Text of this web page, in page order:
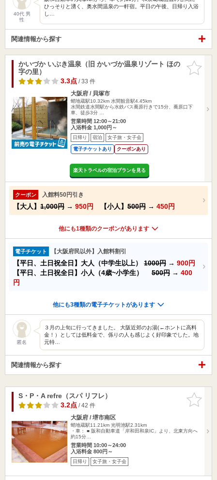
40代 男
性
ひっそりと湧く、奥水間温泉の一軒宿。平日の午後、日帰り入浴
し…
関連情報から探す
お気に入
りに追加
かいづか いぶき温泉（旧 かいづか温泉リゾート ほの
字の里）
3.3点/ 33 件
大阪府 / 貝塚市
蛸地蔵駅10.32km 水間観音駅4.45km
水間鉄道水間駅から水鉄バス蕎原行きで15分、蕎原口下
車、徒歩3分 …
営業時間 12:00～21:00
入浴料金 1,000円～
日帰り 宿泊 女子旅・女子会
電子チケットあり クーポンあり
楽天トラベルの宿泊プランを見る
クーポン 入館料50円引き
【大人】 1,000円 → 950円 【小人】 500円 → 450円
他にも1種類のクーポンがあります
電子チケット 【大阪府民以外】入館料割引
【平日、土日祝全日】大人（中学生以上） 1000円 → 900円
【平日、土日祝全日】小人（4歳~小学生） 500円 → 400
円
他にも3種類の電子チケットがあります
匿名
３月の上旬に行ってきました。 大阪近郊のお湯(←ホントに高料
金！）としては低料金で、係りの人も感じよく好印象でした。地
元特…
関連情報から探す
お気に入
りに追加
S・P・A refre（スパ リフレ）
3.2点/ 42 件
大阪府 / 堺市南区
蛸地蔵駅11.21km 光明池駅2.31km
・車： ■ 阪和自動車道「岸和田和泉IC」より、北東方向へ
約15分…
営業時間 10:00～24:00
入浴料金 800円～
日帰り 女子旅・女子会